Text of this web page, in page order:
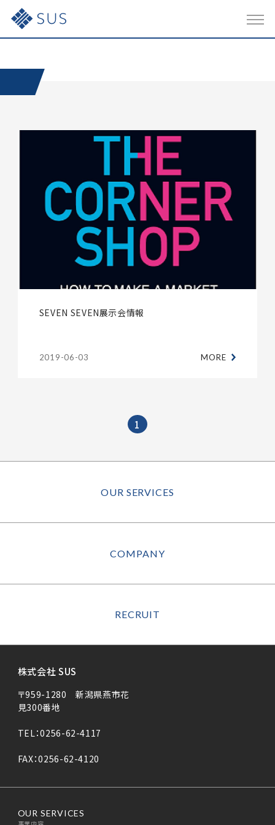
OUR SERVICES
事業内容
COMPANY
RECRUIT
採用情報
CONTACT
JP - EN
SEVEN SEVEN展示会情報
2019-06-03 MORE
1
OUR SERVICES
COMPANY
RECRUIT
株式会社 SUS
〒959-1280 新潟県燕市花
見300番地
TEL：0256-62-4117
FAX：0256-62-4120
OUR SERVICES